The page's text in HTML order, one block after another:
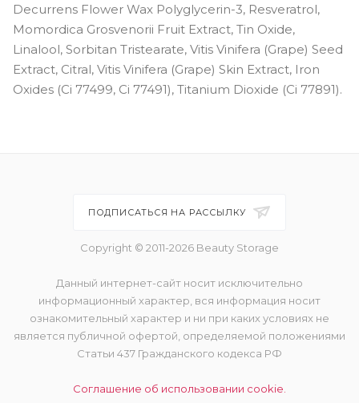
Decurrens Flower Wax Polyglycerin-3, Resveratrol,
Momordica Grosvenorii Fruit Extract, Tin Oxide,
Linalool, Sorbitan Tristearate, Vitis Vinifera (Grape) Seed
Extract, Citral, Vitis Vinifera (Grape) Skin Extract, Iron
Oxides (Ci 77499, Ci 77491), Titanium Dioxide (Ci 77891).
ПОДПИСАТЬСЯ НА РАССЫЛКУ
Copyright © 2011-2026 Beauty Storage
Данный интернет-сайт носит исключительно
информационный характер, вся информация носит
ознакомительный характер и ни при каких условиях не
является публичной офертой, определяемой положениями
Статьи 437 Гражданского кодекса РФ
Соглашение об использовании cookie.